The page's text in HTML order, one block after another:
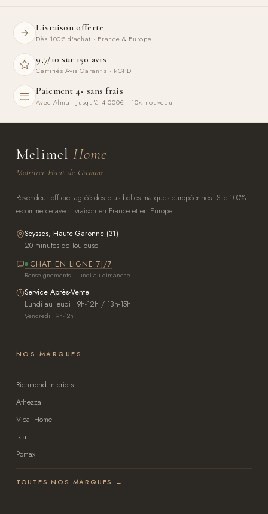
Livraison offerte
Dès 100€ d'achat · France & Europe
9,7/10 sur 150 avis
Certifiés Avis Garantis · RGPD
Paiement 4× sans frais
Avec Alma · Jusqu'à 4 000€ · 10× nouveau
Melimel Home
Mobilier Haut de Gamme
Revendeur officiel agréé des plus belles marques européennes. Site 100%
e-commerce avec livraison en France et en Europe.
Seysses, Haute-Garonne (31)
20 minutes de Toulouse
CHAT EN LIGNE 7J/7
Renseignements · Lundi au dimanche
Service Après-Vente
Lundi au jeudi · 9h-12h / 13h-15h
Vendredi · 9h-12h
NOS MARQUES
Richmond Interiors
Athezza
Vical Home
Ixia
Pomax
TOUTES NOS MARQUES →